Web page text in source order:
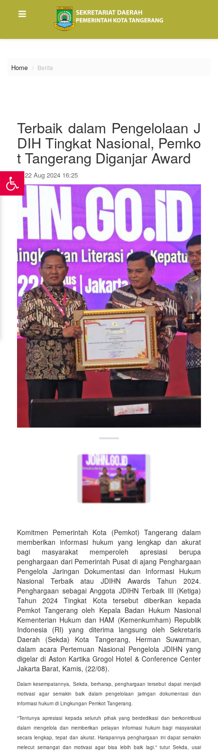
Home Berita
Terbaik dalam Pengelolaan J
DIH Tingkat Nasional, Pemko
t Tangerang Diganjar Award
22 Aug 2024 16:25
Komitmen Pemerintah Kota (Pemkot) Tangerang dalam
memberikan informasi hukum yang lengkap dan akurat
bagi masyarakat memperoleh apresiasi berupa
penghargaan dari Pemerintah Pusat di ajang Penghargaan
Pengelola Jaringan Dokumentasi dan Informasi Hukum
Nasional Terbaik atau JDIHN Awards Tahun 2024.
Penghargaan sebagai Anggota JDIHN Terbaik III (Ketiga)
Tahun 2024 Tingkat Kota tersebut diberikan kepada
Pemkot Tangerang oleh Kepala Badan Hukum Nasional
Kementerian Hukum dan HAM (Kemenkumham) Republik
Indonesia (RI) yang diterima langsung oleh Sekretaris
Daerah (Sekda) Kota Tangerang, Herman Suwarman,
dalam acara Pertemuan Nasional Pengelola JDIHN yang
digelar di Aston Kartika Grogol Hotel & Conference Center
Jakarta Barat, Kamis, (22/08).
Dalam kesempatannya, Sekda, berharap, penghargaan tersebut dapat menjadi
motivasi agar semakin baik dalam pengelolaan jaringan dokumentasi dan
informasi hukum di Lingkungan Pemkot Tangerang.
"Tentunya apresiasi kepada seluruh pihak yang berdedikasi dan berkontribusi
dalam mengelola dan memberikan pelayan informasi hukum bagi masyarakat
secara lengkap, tepat dan akurat. Harapannya penghargaan ini dapat semakin
melecut semangat dan motivasi agar bisa lebih baik lagi." tutur Sekda, usai